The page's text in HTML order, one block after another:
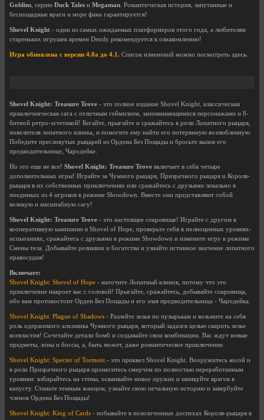
Goblins, серию Duck Tales и Megaman. Романтическая история, запутанные и
беспощадные враги и море фана гарантируется!
Shovel Knight - один из самых ожидаемых платформеров этого года, а любителям
стареньких игрушек времен Dendy рекомендуется к ознакомлению!
Игра обновлена с версии 4.0a до 4.1. Список изменений можно посмотреть здесь.
Shovel Knight: Treasure Trove - это полное издание Shovel Knight, классическая
приключенческая сага с отличным геймплеем, запоминающимися персонажами и 8-
битной ретро-эстетикой! Бегайте, прыгайте и сражайтесь в роли Лопатного рыцаря,
повелителя лопатного клинка, и помогите ему найти его потерянную возлюбленную.
Победите пресловутых рыцарей из Ордена Без Пощады и бросьте вызов его
предводительнице, Чародейке.
Но это еще не все! Shovel Knight: Treasure Trove включает в себя четыре
дополнительных игры! Играйте за Чумного рыцаря, Призрачного рыцаря и Короля-
рыцаря в их собственных приключениях или сражайтесь с друзьями локально в
поединках из 4 игроков в режиме Showdown. Вместе они представляют собой
великую и масштабную сагу!
Shovel Knight: Treasure Trove - это настоящее сокровище! Играйте с другом в
кооперативную кампанию в Shovel of Hope, проверьте себя в полноценных уровнях-
испытаниях, сражайтесь с друзьями в режиме Showdown и измените игру в режиме
Смены тела. Добывайте реликвии и богатства и узнайте истинное значение лопатного
правосудия!
Включает:
Shovel Knight: Shovel of Hope - наточите Лопатный клинок, потому что это
приключение накроет вас с головой! Прыгайте, сражайтесь, добывайте сокровища,
ибо вам противостоит Орден Без Пощады и его злая предводительница - Чародейка.
Shovel Knight: Plague of Shadows - Разлейте зелья по пузырькам и возьмите на себя
роль одержимого алхимика Чумного рыцаря, который задался целью сварить зелье
всевластия! Сочетайте детали бомб и создавайте свои комбинации. Вас ждут новые
предметы, зоны и боссы, а, быть может, даже романтическое приключение.
Shovel Knight: Specter of Torment - это приквел Shovel Knight. Вооружитесь косой и
в роли Призрачного рыцаря пронеситесь смерчем по полностью переработанным
уровням: взбирайтесь на стены, осваивайте новое оружие и шинкуйте врагов в
капусту. Станьте темным жнецом, узнайте свою печальную историю и завербуйте
членов Ордена Без Пощады!
Shovel Knight: King of Cards - побывайте в позолоченных доспехах Короля-рыцаря в